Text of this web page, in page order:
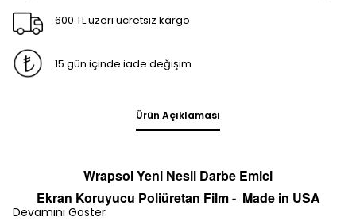
600 TL üzeri ücretsiz kargo
15 gün içinde iade değişim
Ürün Açıklaması
Wrapsol Yeni Nesil Darbe Emici
Ekran Koruyucu Poliüretan Film - Made in USA
Devamını Göster